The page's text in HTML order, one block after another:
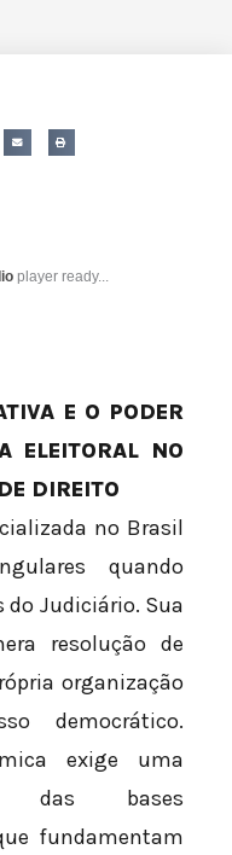
player ready...
E O PODER
ELEITORAL NO
DIREITO
no Brasil
quando
Judiciário. Sua
resolução de
organização
democrático.
exige uma
das bases
fundamentam